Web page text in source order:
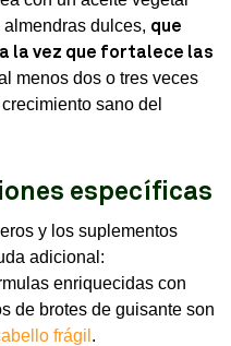
dulces, que
la vez que fortalece las
menos dos o tres veces
sano del
específicas
y los suplementos
adicional:
enriquecidas con
de brotes de guisante son
frágil .